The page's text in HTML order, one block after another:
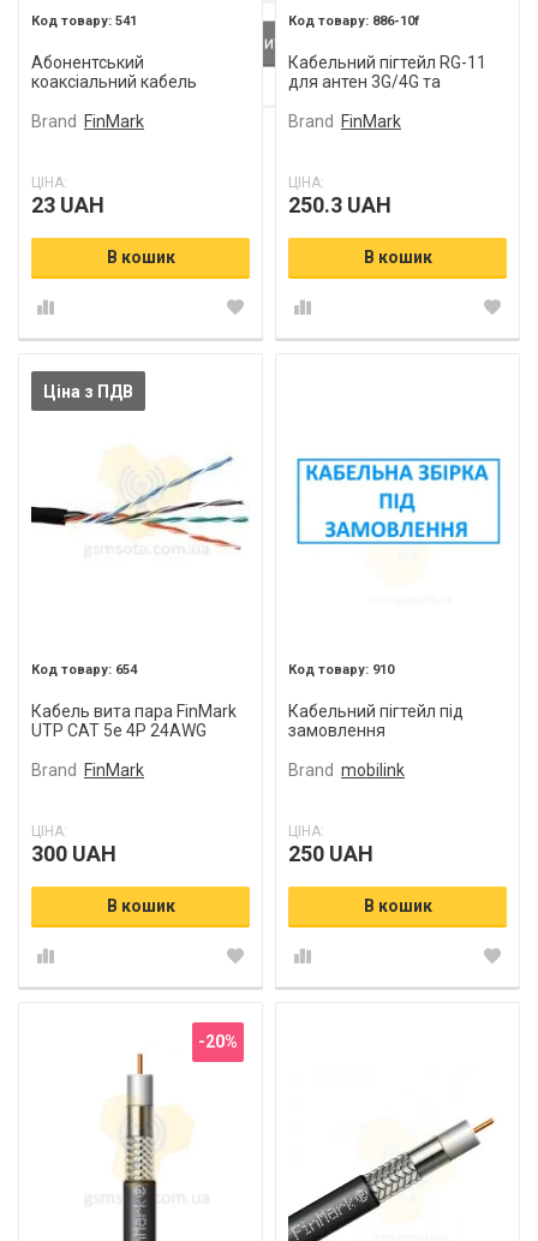
Проверка...
Проверка...
Проверка...
541
Абонентський
коаксіальний кабель
Brand
FinMark
ЦІНА:
23 UAH
В кошик
886-10f
Кабельний пігтейл RG-11
для антен 3G/4G та
Brand
FinMark
ЦІНА:
250.3 UAH
В кошик
Ціна з ПДВ
654
Кабель вита пара FinMark
UTP CAT 5e 4P 24AWG
Brand
FinMark
ЦІНА:
300 UAH
В кошик
910
Кабельний пігтейл під
замовлення
Brand mobilink
ЦІНА:
250 UAH
В кошик
-20%